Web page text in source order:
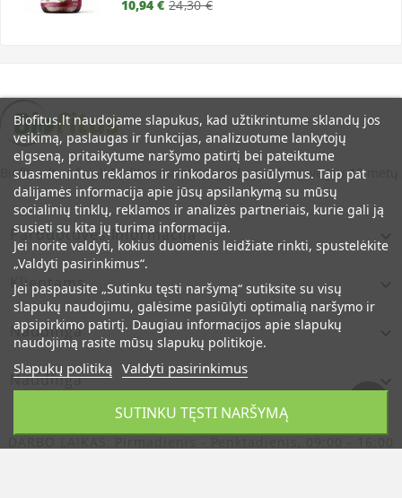
10,94 € 24,30 €
Biofitus.lt - oficiali Biofitus maisto papildų parduotuvė jau 12 metų.
Parduotuvės Informacija 
Klientams
Naudinga
Naudinga
Biofitus.lt naudojame slapukus, kad užtikrintume sklandų jos
veikimą, paslaugas ir funkcijas, analizuotume lankytojų
elgseną, pritaikytume naršymo patirtį bei pateiktume
suasmenintus reklamos ir rinkodaros pasiūlymus. Taip pat
dalijamės informacija apie jūsų apsilankymą su mūsų
socialinių tinklų, reklamos ir analizės partneriais, kurie gali ją
susieti su kita jų turima informacija.
Jei norite valdyti, kokius duomenis leidžiate rinkti, spustelėkite
„Valdyti pasirinkimus“.
Jei paspausite „Sutinku tęsti naršymą“ sutiksite su visų
slapukų naudojimu, galėsime pasiūlyti optimalią naršymo ir
apsipirkimo patirtį. Daugiau informacijos apie slapukų
naudojimą rasite mūsų slapukų politikoje.
Slapukų politiką Valdyti pasirinkimus
SUTINKU TĘSTI NARŠYMĄ